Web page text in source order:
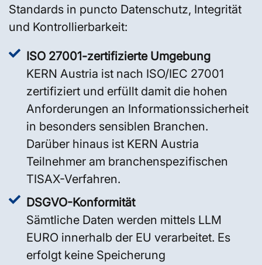
Standards in puncto Datenschutz, Integrität
und Kontrollierbarkeit:
ISO 27001-zertifizierte Umgebung
KERN Austria ist nach ISO/IEC 27001
zertifiziert und erfüllt damit die hohen
Anforderungen an Informationssicherheit
in besonders sensiblen Branchen.
Darüber hinaus ist KERN Austria
Teilnehmer am branchenspezifischen
TISAX-Verfahren.
DSGVO-Konformität
Sämtliche Daten werden mittels LLM
EURO innerhalb der EU verarbeitet. Es
erfolgt keine Speicherung